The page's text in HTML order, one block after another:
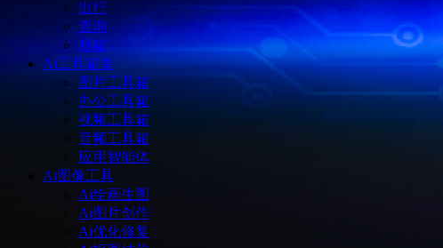
出行
查询
邮箱
Ai工具箱集
图片工具箱
办公工具箱
视频工具箱
音频工具箱
应用智能体
Ai图像工具
Ai绘画生图
Ai图片创作
Ai优化修复